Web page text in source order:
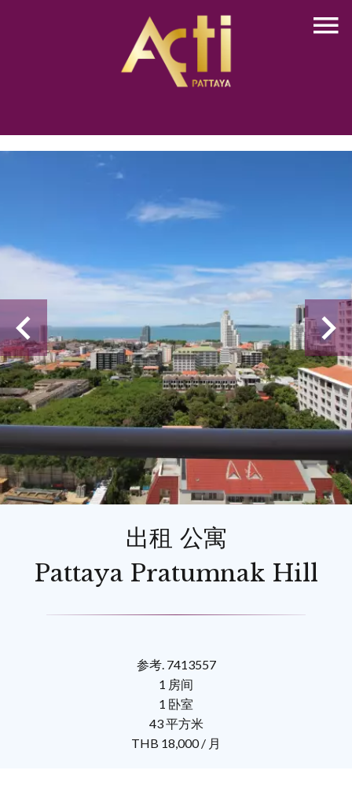
出租 公寓
Pattaya Pratumnak Hill
参考. 7413557
1 房间
1 卧室
43 平方米
THB 18,000 / 月